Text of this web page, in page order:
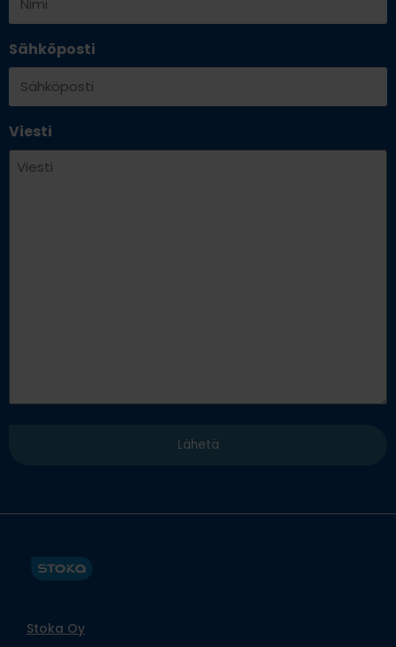
Sähköposti
Viesti
Stoka Oy